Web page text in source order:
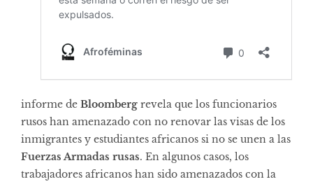
informe de Bloomberg revela que los funcionarios
rusos han amenazado con no renovar las visas de los
inmigrantes y estudiantes africanos si no se unen a las
Fuerzas Armadas rusas. En algunos casos, los
trabajadores africanos han sido amenazados con la